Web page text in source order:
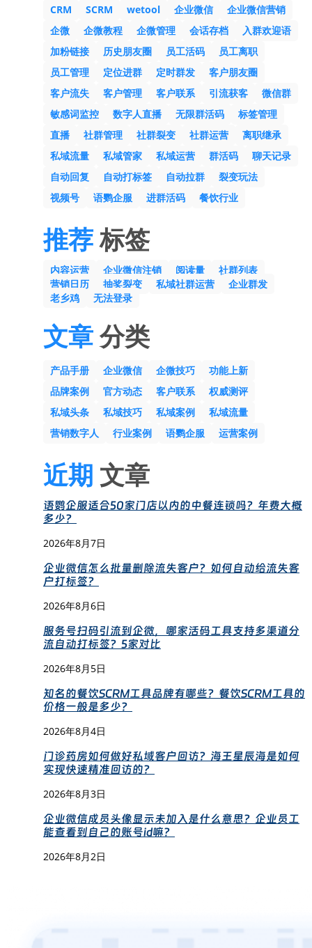
CRM SCRM wetool 企业微信
企业微信营销
企微
企微教程 企微管理 会话存档
入群欢迎语
加粉链接
历史朋友圈 员工活码
员工离职
员工管理
定位进群 定时群发
客户朋友圈
客户流失
客户管理 客户联系 引流获客
微信群
敏感词监控
数字人直播 无限群活码
标签管理
直播
社群管理 社群裂变 社群运营
离职继承
私域流量
私域管家 私域运营 群活码
聊天记录
自动回复
自动打标签 自动拉群
裂变玩法
视频号
语鹦企服 进群活码 餐饮行业
推荐标签
内容运营 企业微信注销 阅读量
社群列表
营销日历
抽奖裂变 私域社群运营
企业群发
老乡鸡
无法登录
文章分类
产品手册 企业微信 企微技巧
功能上新
品牌案例
官方动态 客户联系
权威测评
私域头条
私域技巧 私域案例
私域流量
营销数字人
行业案例 语鹦企服 运营案例
近期 文章
语鹦企服适合50家门店以内的中餐连锁吗？年费大概
多少？
2026年8月7日
企业微信怎么批量删除流失客户？如何自动给流失客
户打标签？
2026年8月6日
服务号扫码引流到企微，哪家活码工具支持多渠道分
流自动打标签？5家对比
2026年8月5日
知名的餐饮SCRM工具品牌有哪些？餐饮SCRM工具的
价格一般是多少？
2026年8月4日
门诊药房如何做好私域客户回访？海王星辰海是如何
实现快速精准回访的？
2026年8月3日
企业微信成员头像显示未加入是什么意思？企业员工
能查看到自己的账号id嘛？
2026年8月2日